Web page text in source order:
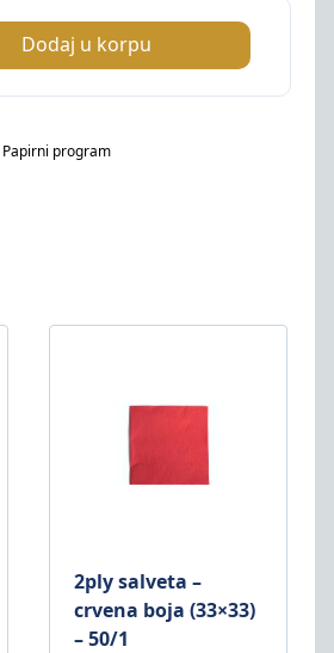
Dodaj u korpu
Papirni program
2ply salveta –
crvena boja (33×33)
– 50/1